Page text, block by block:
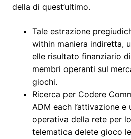
della di quest’ultimo.
Tale estrazione
within maniera indiretta,
elle risultato finanziario
membri operanti sul
giochi.
Ricerca per Codere
ADM each l’attivazione e
operativa della rete per
telematica delete gioco